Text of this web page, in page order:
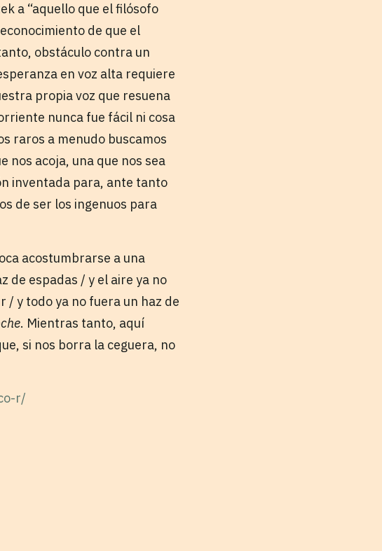
a “aquello que el filósofo
de que el
obstáculo contra un
en voz alta requiere
propia voz que resuena
nunca fue fácil ni cosa
raros a menudo buscamos
nos acoja, una que nos sea
inventada para, ante tanto
de ser los ingenuos para
acostumbrarse a una
de espadas / y el aire ya no
/ y todo ya no fuera un haz de
. Mientras tanto, aquí
si nos borra la ceguera, no
r/